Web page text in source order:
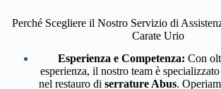
Perché Scegliere il Nostro Servizio di
Carate Urio
Esperienza e Competenza: Con
esperienza, il nostro team è
nel restauro di serrature Abus.